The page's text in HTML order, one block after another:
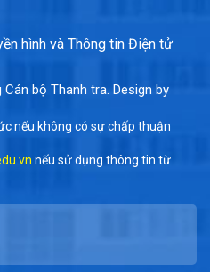
hình và Thông tin Điện tử
bộ Thanh tra. Design by
nếu không có sự chấp thuận
nếu sử dụng thông tin từ